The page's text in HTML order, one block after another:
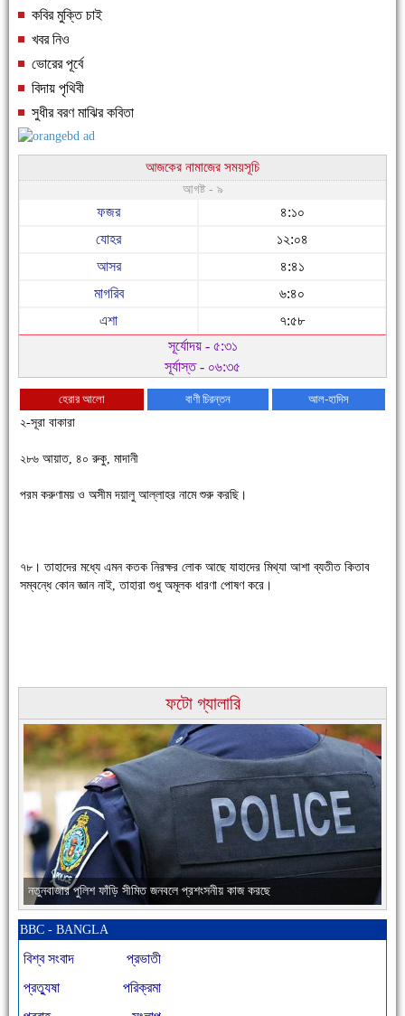
কবির মুক্তি চাই
খবর নিও
ভোরের পূর্বে
বিদায় পৃথিবী
সুধীর বরণ মাঝির কবিতা
আজকের নামাজের সময়সূচি
আগষ্ট - ৯
ফজর
৪:১০
যোহর
১২:০৪
আসর
৪:৪১
মাগরিব
৬:৪০
এশা
৭:৫৮
সূর্যোদয় - ৫:৩১
সূর্যাস্ত - ০৬:৩৫
হেরার আলো বাণী চিরন্তন
আল-হাদিস
২-সূরা বাকারা
২৮৬ আয়াত, ৪০ রুকু, মাদানী
পরম করুণাময় ও অসীম দয়ালু আল্লাহর নামে শুরু করছি।
৭৮। তাহাদের মধ্যে এমন কতক নিরক্ষর লোক আছে যাহাদের মিথ্যা আশা ব্যতীত কিতাব
সম্বন্ধে কোন জ্ঞান নাই, তাহারা শুধু অমূলক ধারণা পোষণ করে।
ফটো গ্যালারি
চাঁদপুরের মানুষ তাদের পুরোটা দিয়ে আমাকে আপন করে নিয়েছে
নতুনবাজার পুলিশ ফাঁড়ি সীমিত জনবলে প্রশংসনীয় কাজ করছে
BBC - BANGLA
বিশ্ব সংবাদ
প্রভাতী
প্রত্যুষা
পরিক্রমা